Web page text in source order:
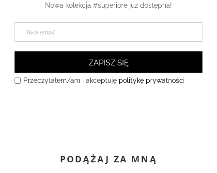
Nowa kolekcja #superiore już dostępna!
ZAPISZ SIĘ
Przeczytałem/am i akceptuję politykę prywatności
PODĄŻAJ ZA MNĄ